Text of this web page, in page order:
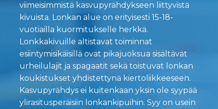
viimeisimmistä kasvupyrähdykseen liittyvistä
kivuista. Lonkan alue on erityisesti 15-18-
vuotiailla kuormitukselle herkkä.
Lonkkakivuille altistavat toiminnat
esiintymisikäisillä ovat pikajuoksua sisältävät
urheilulajit ja spagaatit sekä toistuvat lonkan
koukistukset yhdistettynä kiertoliikkeeseen.
Kasvupyrähdys ei kuitenkaan yksin ole syypää
ylirasitusperäisiin lonkankipuihin. Syy on usein